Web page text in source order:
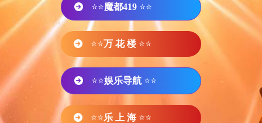
⭐⭐魔都419 ⭐⭐
⭐⭐万 花 楼 ⭐⭐
⭐⭐娱乐导航 ⭐⭐
⭐⭐乐 上 海 ⭐⭐